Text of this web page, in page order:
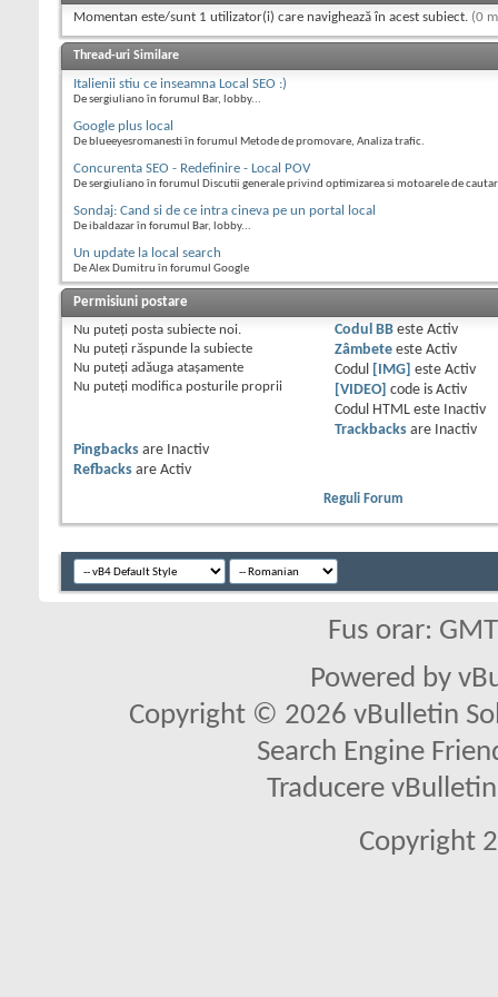
Momentan este/sunt 1 utilizator(i) care navighează în acest subiect. (0
Thread-uri Similare
Italienii stiu ce inseamna Local SEO :)
De sergiuliano în forumul Bar, lobby...
Google plus local
De blueeyesromanesti în forumul Metode de promovare, Analiza trafic.
Concurenta SEO - Redefinire - Local POV
De sergiuliano în forumul Discutii generale privind optimizarea si motoarele de
Sondaj: Cand si de ce intra cineva pe un portal local
De ibaldazar în forumul Bar, lobby...
Un update la local search
De Alex Dumitru în forumul Google
Permisiuni postare
Nu puteţi posta subiecte noi.
Nu puteţi răspunde la subiecte
Nu puteţi adăuga ataşamente
Nu puteţi modifica posturile proprii
Codul BBeste Activ
Zâmbeteeste Activ
Codul
[IMG] este Activ
[VIDEO]
code is Activ
Codul HTML este
Inactiv
Trackbacksare
Inactiv
Pingbacks are
Inactiv
Refbacks are Activ
Reguli Forum
Fus orar:
Powered by
Copyright © 2026 vBulletin
Search Engine
Traducere
Copyright